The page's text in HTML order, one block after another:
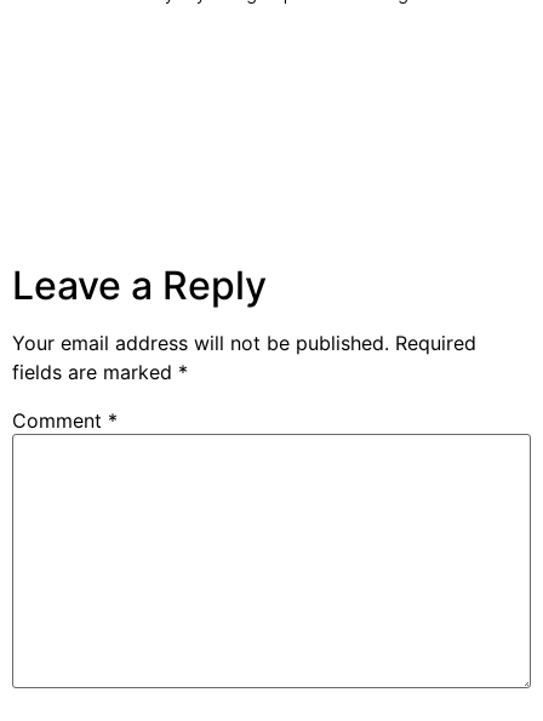
Leave a Reply
Your email address will not be published. Required
fields are marked *
Comment *